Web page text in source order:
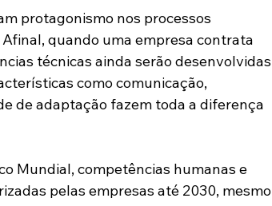
protagonismo nos processos
quando uma empresa contrata
técnicas ainda serão desenvolvidas
como comunicação,
de adaptação fazem toda a diferença
Mundial, competências humanas e
pelas empresas até 2030, mesmo